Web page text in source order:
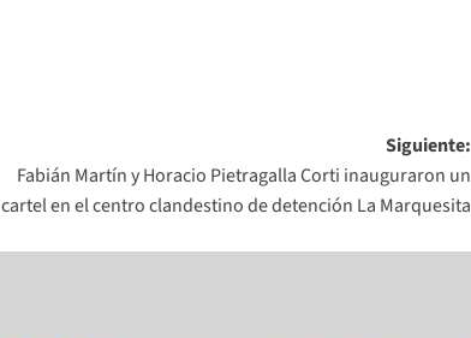
Siguiente:
Fabián Martín y Horacio Pietragalla Corti inauguraron un
cartel en el centro clandestino de detención La Marquesita